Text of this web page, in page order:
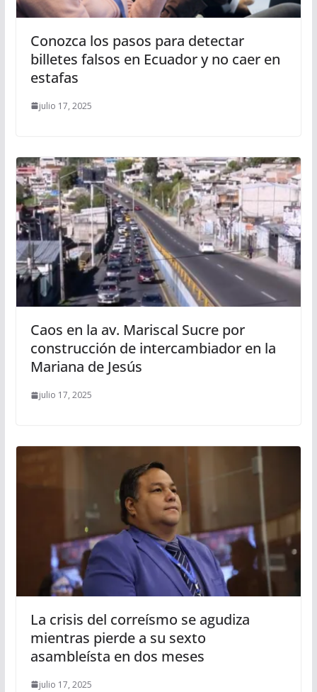
Conozca los pasos para detectar
billetes falsos en Ecuador y no caer en
estafas
julio 17, 2025
Caos en la av. Mariscal Sucre por
construcción de intercambiador en la
Mariana de Jesús
julio 17, 2025
La crisis del correísmo se agudiza
mientras pierde a su sexto
asambleísta en dos meses
julio 17, 2025